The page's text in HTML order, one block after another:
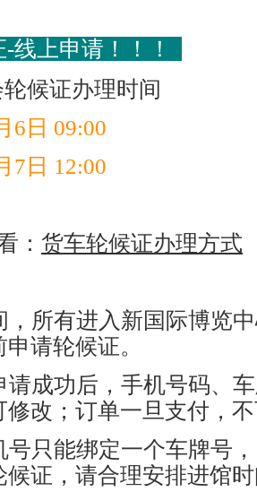
线上申请！！！
候证办理时间
6日 09:00
7日 12:00
： 货车轮候证办理方式
，所有进入新国际博览
请轮候证。
请成功后，手机号码、
修改；订单一旦支付，
号只能绑定一个车牌号
候证，请合理安排进馆